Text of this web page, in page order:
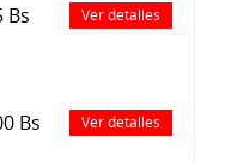
Bs Ver detalles
Bs Ver detalles